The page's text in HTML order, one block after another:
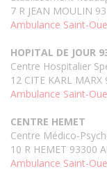
7 R JEAN MOULIN
Ambulance Saint-
HOPITAL DE JOUR
Centre Hospitalier
12 CITE KARL
Ambulance Saint-
CENTRE HEMET
Centre Médico-
10 R HEMET 93300
Ambulance Saint-